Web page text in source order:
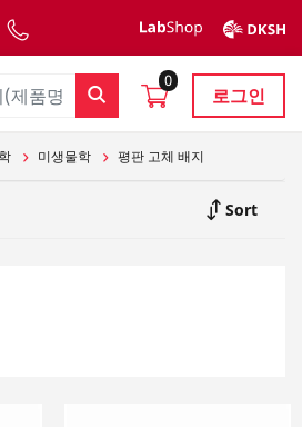
0
로그인
미생물학 평판 고체 배지
Sort